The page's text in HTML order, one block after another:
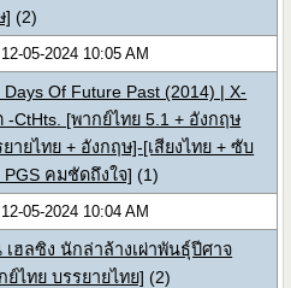
] (2)
05-2024 10:05 AM
Of Future Past (2014) | X-
[พากย์ไทย 5.1 + อังกฤษ
ายไทย + อังกฤษ]-[เสียงไทย + ซับ
PGS คมชัดถึงใจ] (1)
05-2024 10:04 AM
เฮลซิง นักล่าล้างเผ่าพันธุ์ปีศาจ
ย์ไทย บรรยายไทย] (2)